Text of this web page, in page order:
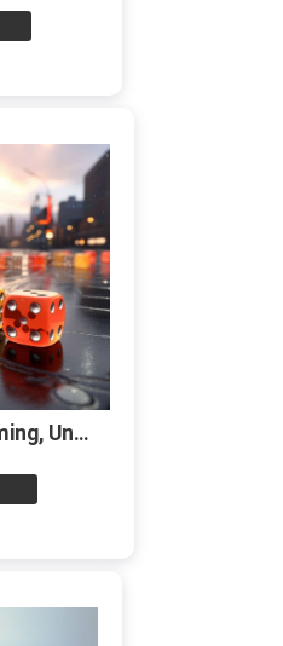
Spielwelt Online Gaming, Unterhaltung und digitale Erlebnisse